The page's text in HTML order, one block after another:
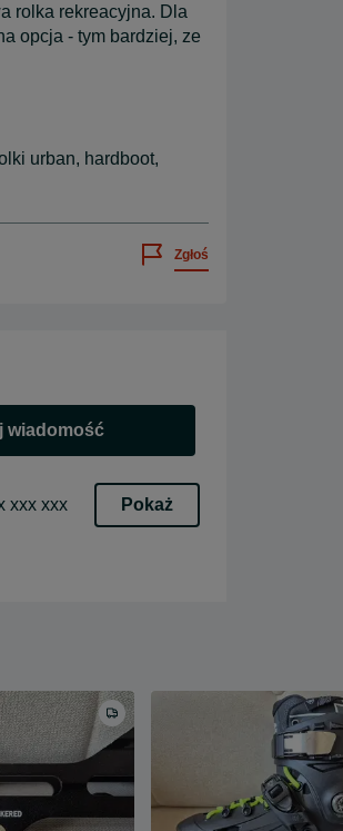
rolka rekreacyjna. Dla
opcja - tym bardziej, ze
urban, hardboot,
Zgłoś
wiadomość
xxx xxx Pokaż